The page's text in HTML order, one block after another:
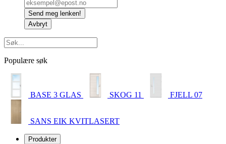
Send meg lenken!
Avbryt
Populære søk
BASE 3 GLAS SKOG 11 FJELL 07
SANS EIK KVITLASERT
Produkter